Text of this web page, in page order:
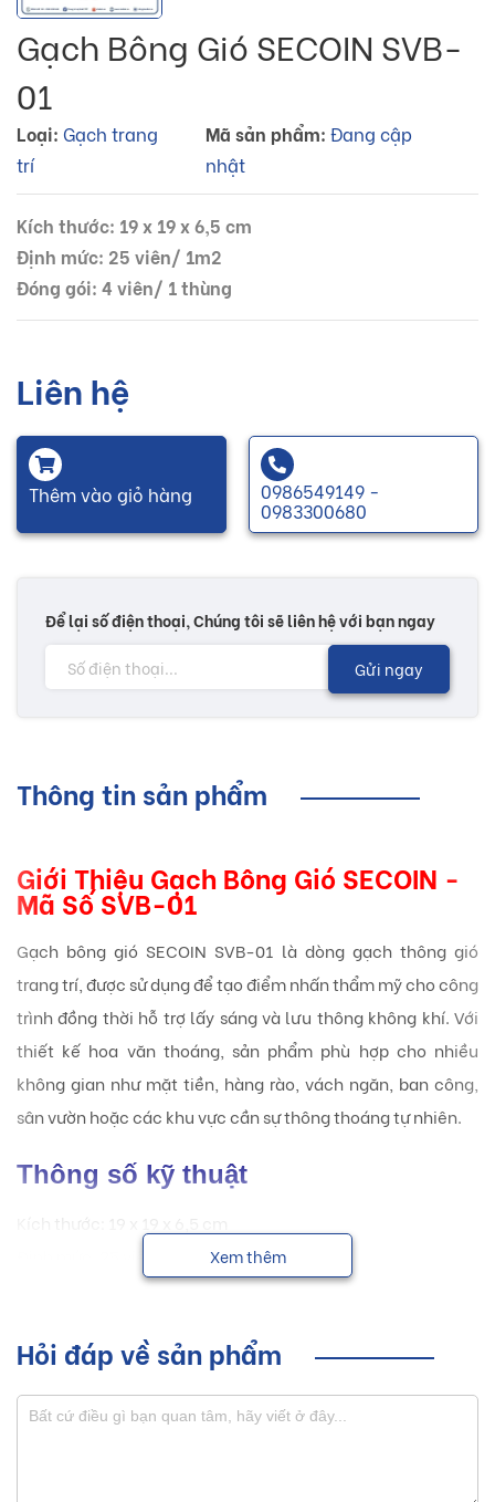
Gạch Bông Gió SECOIN SVB-
01
Loại: Gạch trang
trí
Mã sản phẩm: Đang cập
nhật
Kích thước: 19 x 19 x 6,5 cm
Định mức: 25 viên/ 1m2
Đóng gói: 4 viên/ 1 thùng
Liên hệ
Thêm vào giỏ hàng 0986549149 -
0983300680
Để lại số điện thoại, Chúng tôi sẽ liên hệ với bạn ngay
Gửi ngay
Thông tin sản phẩm
Giới Thiệu Gạch Bông Gió SECOIN -
Mã Số SVB-01
Gạch bông gió SECOIN SVB-01 là dòng gạch thông gió
trang trí, được sử dụng để tạo điểm nhấn thẩm mỹ cho công
trình đồng thời hỗ trợ lấy sáng và lưu thông không khí. Với
thiết kế hoa văn thoáng, sản phẩm phù hợp cho nhiều
không gian như mặt tiền, hàng rào, vách ngăn, ban công,
sân vườn hoặc các khu vực cần sự thông thoáng tự nhiên.
Thông số kỹ thuật
Kích thước: 19 x 19 x 6,5 cm
Đóng gói: 4 viên / 1 thùng
Đặc điểm nổi bật
Thiết kế trang trí nổi bật
Xem thêm
Hỏi đáp về sản phẩm